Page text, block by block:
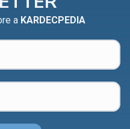
a KARDECPEDIA